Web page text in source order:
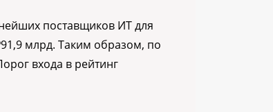
поставщиков ИТ для
млрд. Таким образом, по
входа в рейтинг